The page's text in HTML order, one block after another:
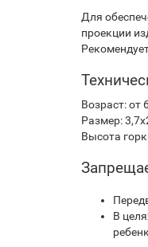
Для
проекции
Возраст: от
Размер:
Высота
В